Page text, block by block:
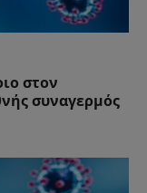
στον
συναγερμός